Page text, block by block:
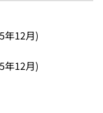
年12月)
年12月)